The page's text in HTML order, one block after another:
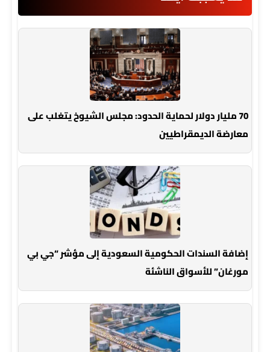
70 مليار دولار لحماية الحدود: مجلس الشيوخ يتغلب على
معارضة الديمقراطيين
إضافة السندات الحكومية السعودية إلى مؤشر “جي بي
مورغان” للأسواق الناشئة